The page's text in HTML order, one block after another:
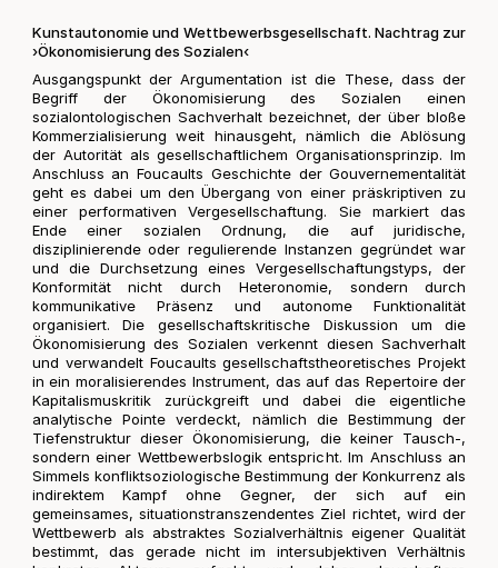
Kunstautonomie und Wettbewerbsgesellschaft. Nachtrag zur
›Ökonomisierung des Sozialen‹
Ausgangspunkt der Argumentation ist die These, dass der
Begriff der Ökonomisierung des Sozialen einen
sozialontologischen Sachverhalt bezeichnet, der über bloße
Kommerzialisierung weit hinausgeht, nämlich die Ablösung
der Autorität als gesellschaftlichem Organisationsprinzip. Im
Anschluss an Foucaults Geschichte der Gouvernementalität
geht es dabei um den Übergang von einer präskriptiven zu
einer performativen Vergesellschaftung. Sie markiert das
Ende einer sozialen Ordnung, die auf juridische,
disziplinierende oder regulierende Instanzen gegründet war
und die Durchsetzung eines Vergesellschaftungstyps, der
Konformität nicht durch Heteronomie, sondern durch
kommunikative Präsenz und autonome Funktionalität
organisiert. Die gesellschaftskritische Diskussion um die
Ökonomisierung des Sozialen verkennt diesen Sachverhalt
und verwandelt Foucaults gesellschaftstheoretisches Projekt
in ein moralisierendes Instrument, das auf das Repertoire der
Kapitalismuskritik zurückgreift und dabei die eigentliche
analytische Pointe verdeckt, nämlich die Bestimmung der
Tiefenstruktur dieser Ökonomisierung, die keiner Tausch-,
sondern einer Wettbewerbslogik entspricht. Im Anschluss an
Simmels konfliktsoziologische Bestimmung der Konkurrenz als
indirektem Kampf ohne Gegner, der sich auf ein
gemeinsames, situationstranszendentes Ziel richtet, wird der
Wettbewerb als abstraktes Sozialverhältnis eigener Qualität
bestimmt, das gerade nicht im intersubjektiven Verhältnis